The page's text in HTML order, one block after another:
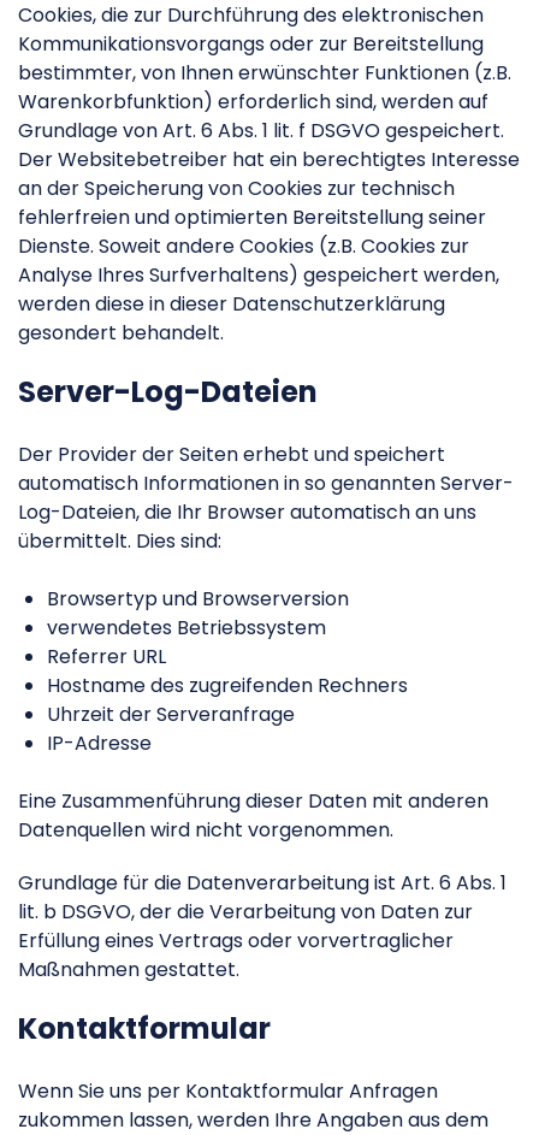
Cookies, die zur Durchführung des elektronischen
Kommunikationsvorgangs oder zur Bereitstellung
bestimmter, von Ihnen erwünschter Funktionen (z.B.
Warenkorbfunktion) erforderlich sind, werden auf
Grundlage von Art. 6 Abs. 1 lit. f DSGVO gespeichert.
Der Websitebetreiber hat ein berechtigtes Interesse
an der Speicherung von Cookies zur technisch
fehlerfreien und optimierten Bereitstellung seiner
Dienste. Soweit andere Cookies (z.B. Cookies zur
Analyse Ihres Surfverhaltens) gespeichert werden,
werden diese in dieser Datenschutzerklärung
gesondert behandelt.
Server-Log-Dateien
Der Provider der Seiten erhebt und speichert
automatisch Informationen in so genannten Server-
Log-Dateien, die Ihr Browser automatisch an uns
übermittelt. Dies sind:
Browsertyp und Browserversion
verwendetes Betriebssystem
Referrer URL
Hostname des zugreifenden Rechners
Uhrzeit der Serveranfrage
IP-Adresse
Eine Zusammenführung dieser Daten mit anderen
Datenquellen wird nicht vorgenommen.
Grundlage für die Datenverarbeitung ist Art. 6 Abs. 1
lit. b DSGVO, der die Verarbeitung von Daten zur
Erfüllung eines Vertrags oder vorvertraglicher
Maßnahmen gestattet.
Kontaktformular
Wenn Sie uns per Kontaktformular Anfragen
zukommen lassen, werden Ihre Angaben aus dem